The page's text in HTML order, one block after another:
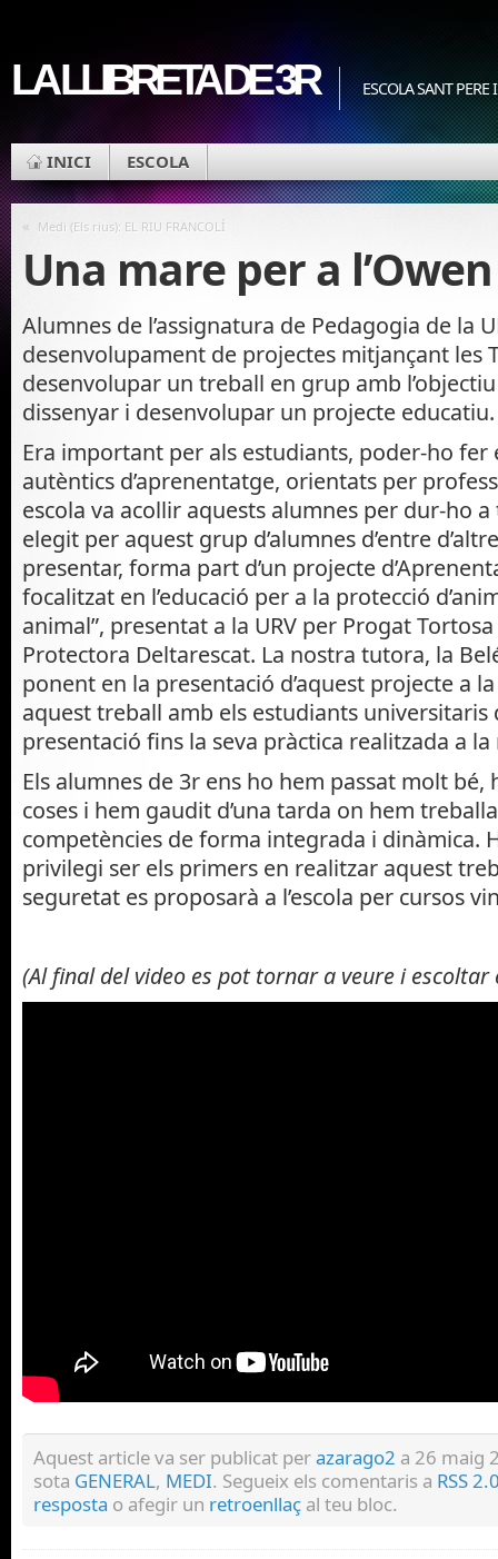
LA LLIBRETA DE 3R ESCOLA SANT PERE
INICI ESCOLA
« Medi (Els rius): EL RIU FRANCOLÍ
Una mare per a l’Owen
Alumnes de l’assignatura de Pedagogia de la
desenvolupament de projectes mitjançant les
desenvolupar un treball en grup amb
dissenyar i desenvolupar un projecte educatiu.
Era important per als estudiants, poder-ho fer
autèntics d’aprenentatge, orientats per
escola va acollir aquests alumnes per dur-ho
elegit per aquest grup d’alumnes d’entre
presentar, forma part d’un projecte
focalitzat en l’educació per a la protecció
animal”, presentat a la URV per Progat
Protectora Deltarescat. La nostra tutora, la
ponent en la presentació d’aquest projecte a
aquest treball amb els estudiants universitaris
presentació fins la seva pràctica realitzada a
Els alumnes de 3r ens ho hem passat molt bé,
coses i hem gaudit d’una tarda on hem
competències de forma integrada i dinàmica.
privilegi ser els primers en realitzar aquest
seguretat es proposarà a l’escola per cursos
(Al final del video es pot tornar a veure i
Aquest article va ser publicat perazarago2 a 26 maig
sota GENERAL, MEDI. Segueix els comentaris a RSS
resposta o afegir un retroenllaç al teu bloc.